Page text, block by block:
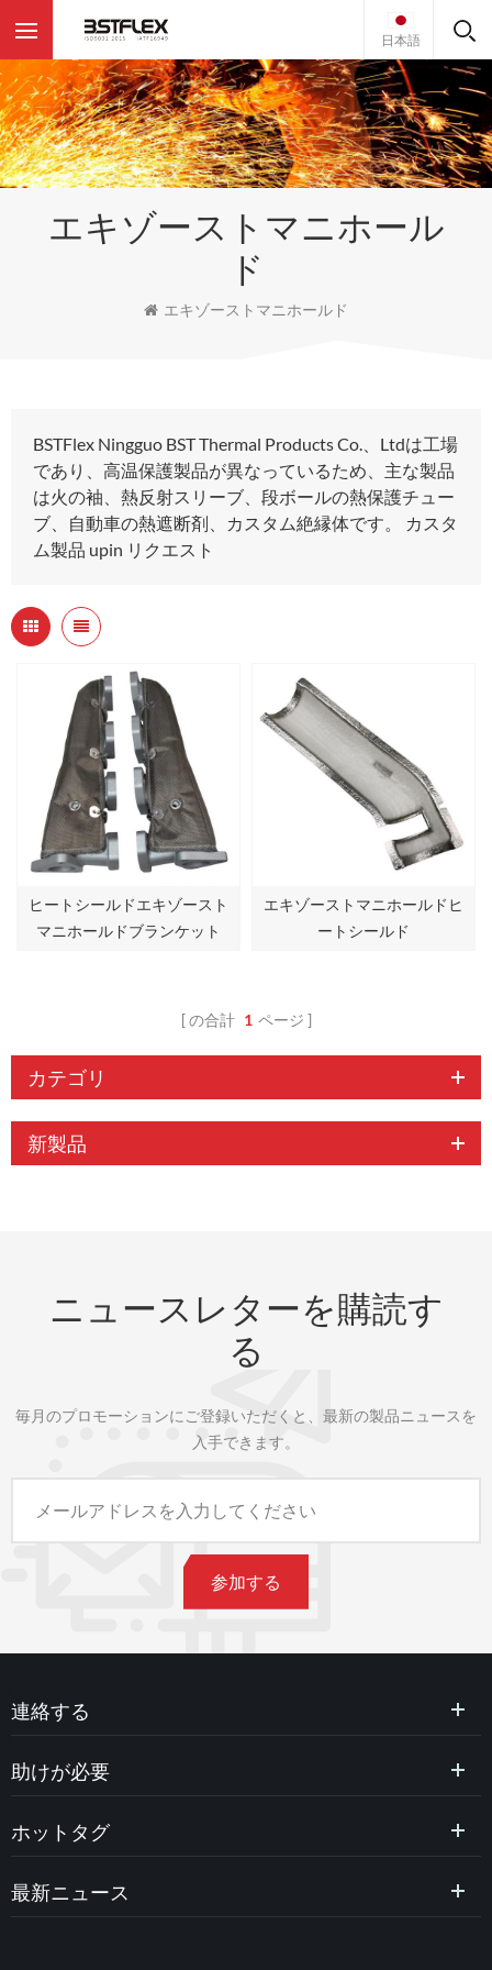
日本語
エキゾーストマニホール
ド
エキゾーストマニホールド
BSTFlex Ningguo BST Thermal Products Co.、Ltdは工場
であり、高温保護製品が異なっているため、主な製品
は火の袖、熱反射スリーブ、段ボールの熱保護チュー
ブ、自動車の熱遮断剤、カスタム絶縁体です。 カスタ
ム製品 upin リクエスト
ヒートシールドエキゾースト
マニホールドブランケット
エキゾーストマニホールドヒ
ートシールド
の合計 1 ページ
カテゴリ
新製品
ニュースレターを購読す
る
毎月のプロモーションにご登録いただくと、最新の製品ニュースを
入手できます。
連絡する
助けが必要
ホットタグ
最新ニュース